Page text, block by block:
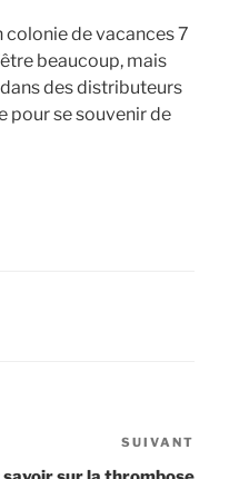
colonie de vacances 7
beaucoup, mais
des distributeurs
pour se souvenir de
suivant
SUIVANT